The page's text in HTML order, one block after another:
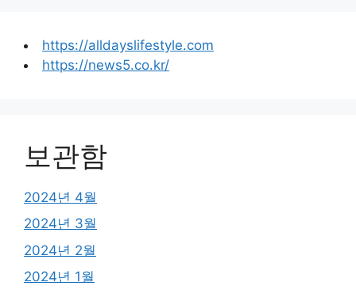
https://alldayslifestyle.com
https://news5.co.kr/
보관함
2024년 4월
2024년 3월
2024년 2월
2024년 1월